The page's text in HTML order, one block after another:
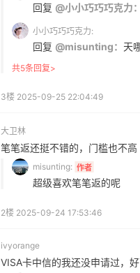
回复 @小小巧巧巧克力：
小小巧巧巧克力:
回复 @misunting： 天
共5条回复>
3楼 2025-09-25 22:04:49
大卫林
笔笔返还挺不错的，门槛也不高
misunting: 作者
超级喜欢笔笔返的呢
2楼 2025-09-24 17:53:46
ivyorange
VISA卡中信的我还没申请过，好
FWRD黑五2026海淘奢侈品
FWRD美网2026黑五海淘活
开始？